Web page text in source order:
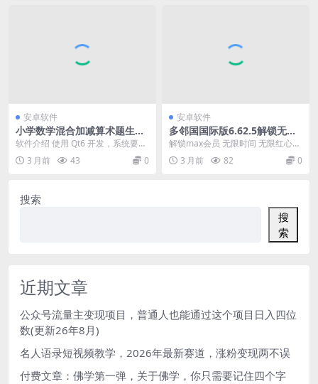
安卓软件
小学数学混合加减算术题生成
器
软件介绍 使用 Qt6 开发，系统要求
win10 及以上，用于生成小学数学
混合...3 月前 43 0
安卓软件
多邻国国际版6.62.5解锁无限
红心最强外语学习软件
解锁max会员 无限时间 无限红心
数亿人都在用 【软件名称】：多邻
国 【软件版...
3 月前 82 0
搜索
搜
索
近期文章
公众号流量主变现项目，普通人也能通过这个项目日入四位
数(更新26年8月)
名人语录短视频教学，2026年最新赛道，涨粉变现两不误
付费文章：佛学第一弹，关于佛学，你只需要记住四个字